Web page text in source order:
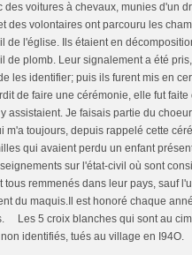
des voitures à chevaux, munies d'un
des volontaires ont parcouru les
de l'église. Ils étaient en
de plomb. Leur signalement a été
les identifier; puis ils furent mis en
de faire une cérémonie, elle fut
assistaient. Je faisais partie du
m'a toujours, depuis rappelé cette
qui avaient perdu un enfant
sur l'état-civil où sont
tous remmenés dans leur pays, sauf
du maquis.Il est honoré chaque
Les 5 croix blanches qui sont au
identifiés, tués au village en I94O.